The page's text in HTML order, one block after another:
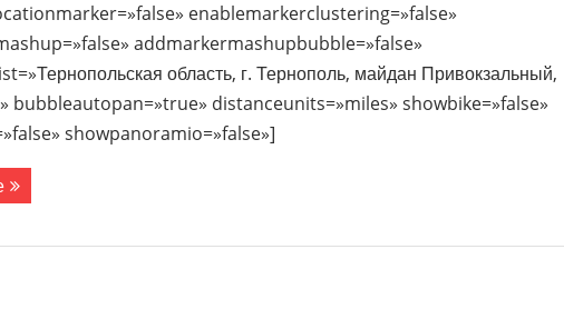
enablemarkerclustering=»false»
addmarkermashupbubble=»false»
область, г. Тернополь, майдан Привокзальный,
bubbleautopan=»true» distanceunits=»miles» showbike=»false»
showpanoramio=»false»]